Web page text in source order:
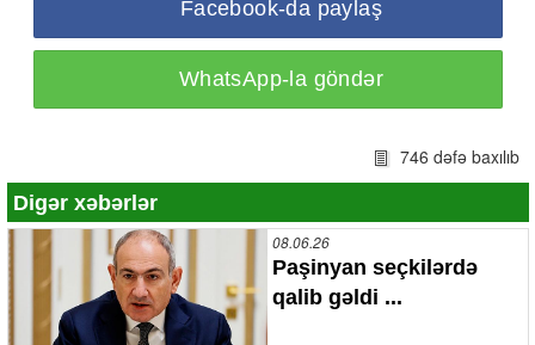
Facebook-da paylaş
WhatsApp-la göndər
746 dəfə baxılıb
Digər xəbərlər
08.06.26
Paşinyan seçkilərdə
qalib gəldi ...